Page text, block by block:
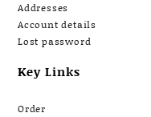
Addresses
Account details
Lost password
Key Links
Order